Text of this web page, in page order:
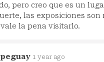
pero creo que es un
las exposiciones son
la pena visitarlo.
1 year ago